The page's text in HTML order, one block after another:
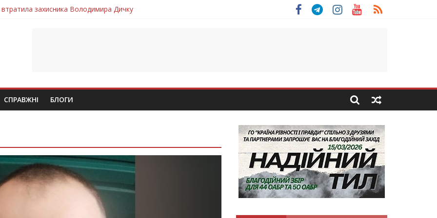
захисника Володимира Дичку
молодий захисник Дмитро Березко з Тернопільщини
захисника Володимира Вельму
молодого захисника Андрія Іскоростенського
СПРАВЖНІ БЛОГИ